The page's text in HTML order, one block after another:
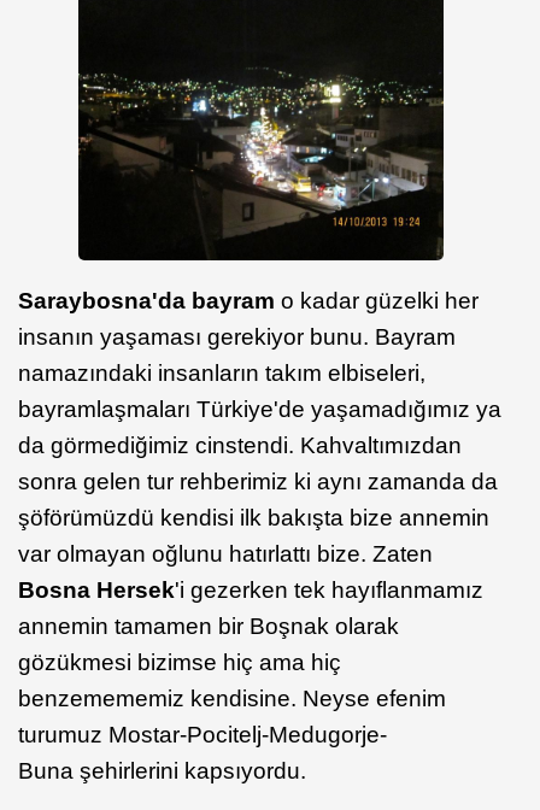
Saraybosna'da bayram o kadar güzelki her
insanın yaşaması gerekiyor bunu. Bayram
namazındaki insanların takım elbiseleri,
bayramlaşmaları Türkiye'de yaşamadığımız ya
da görmediğimiz cinstendi. Kahvaltımızdan
sonra gelen tur rehberimiz ki aynı zamanda da
şöförümüzdü kendisi ilk bakışta bize annemin
var olmayan oğlunu hatırlattı bize. Zaten
Bosna Hersek'i gezerken tek hayıflanmamız
annemin tamamen bir Boşnak olarak
gözükmesi bizimse hiç ama hiç
benzemememiz kendisine. Neyse efenim
turumuz Mostar-Pocitelj-Medugorje-
Buna şehirlerini kapsıyordu.